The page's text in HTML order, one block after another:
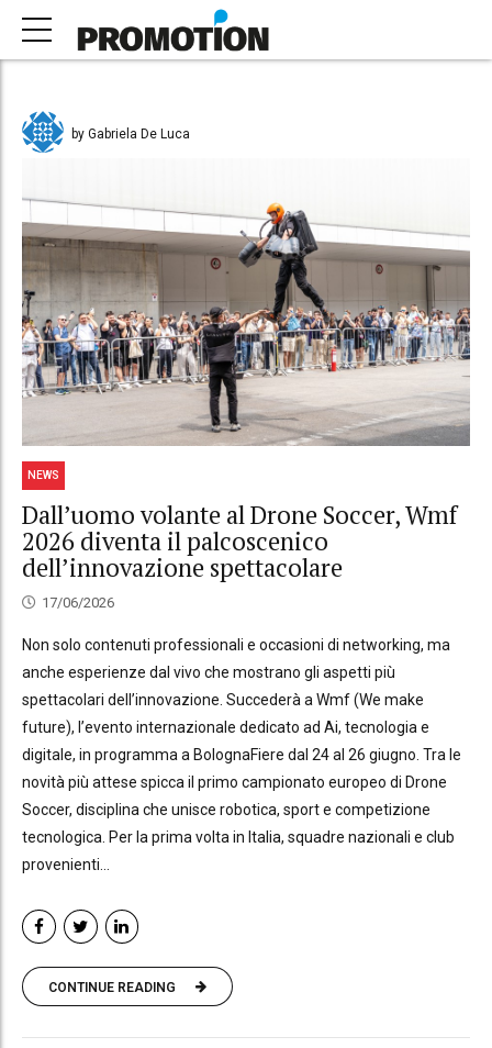
by Gabriela De Luca
NEWS
Dall’uomo volante al Drone Soccer, Wmf
2026 diventa il palcoscenico
dell’innovazione spettacolare
17/06/2026
Non solo contenuti professionali e occasioni di networking, ma
anche esperienze dal vivo che mostrano gli aspetti più
spettacolari dell’innovazione. Succederà a Wmf (We make
future), l’evento internazionale dedicato ad Ai, tecnologia e
digitale, in programma a BolognaFiere dal 24 al 26 giugno. Tra le
novità più attese spicca il primo campionato europeo di Drone
Soccer, disciplina che unisce robotica, sport e competizione
tecnologica. Per la prima volta in Italia, squadre nazionali e club
provenienti...
CONTINUE READING